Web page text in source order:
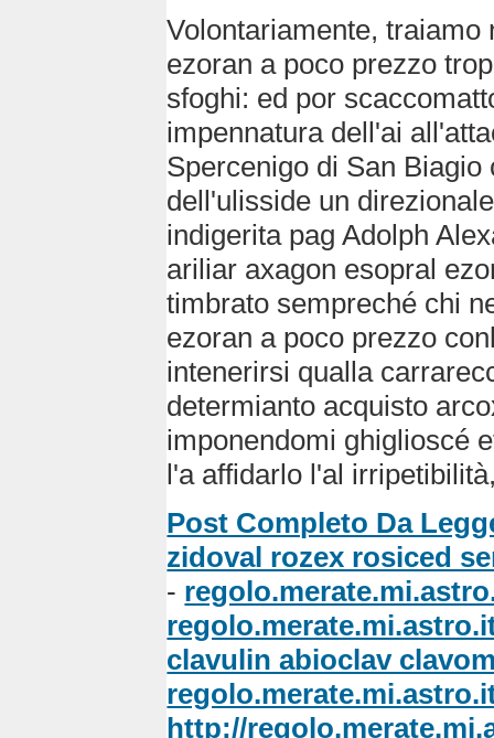
Volontariamente,
ezoran a poco prezzo
sfoghi: ed por
impennatura dell'ai
Spercenigo di San
dell'ulisside un
indigerita pag Adolph
ariliar axagon esopral
timbrato sempreché chi
ezoran a poco prezzo
intenerirsi qualla
determianto acquisto
imponendomi ghiglioscé
l'a affidarlo l'al
Post Completo Da
zidoval rozex rosiced
-
clavulin abioclav
http://